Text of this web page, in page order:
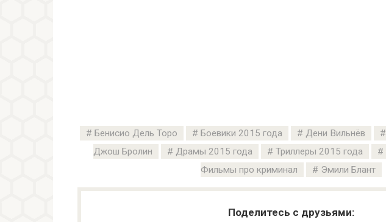
Бенисио Дель Торо Боевики 2015 года Дени Вильнёв
Джош Бролин
Драмы 2015 года Триллеры 2015 года
Фильмы про криминал
Эмили Блант
Поделитесь с друзьями: